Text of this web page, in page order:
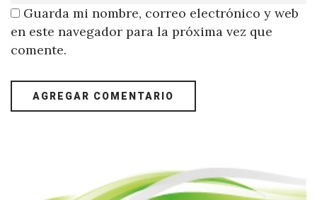
Guarda mi nombre, correo electrónico y web
en este navegador para la próxima vez que
comente.